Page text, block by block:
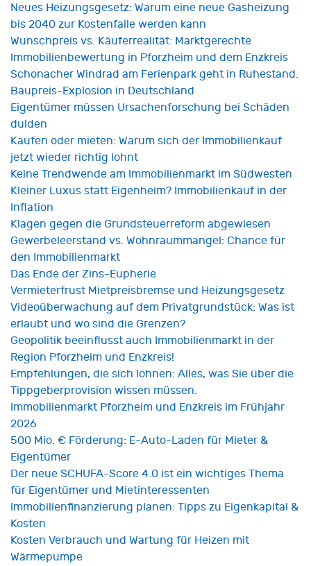
Neues Heizungsgesetz: Warum eine neue Gasheizung
bis 2040 zur Kostenfalle werden kann
Wunschpreis vs. Käuferrealität: Marktgerechte
Immobilienbewertung in Pforzheim und dem Enzkreis
Schonacher Windrad am Ferienpark geht in Ruhestand.
Baupreis-Explosion in Deutschland
Eigentümer müssen Ursachenforschung bei Schäden
dulden
Kaufen oder mieten: Warum sich der Immobilienkauf
jetzt wieder richtig lohnt
Keine Trendwende am Immobilienmarkt im Südwesten
Kleiner Luxus statt Eigenheim? Immobilienkauf in der
Inflation
Klagen gegen die Grundsteuerreform abgewiesen
Gewerbeleerstand vs. Wohnraummangel: Chance für
den Immobilienmarkt
Das Ende der Zins-Eupherie
Vermieterfrust Mietpreisbremse und Heizungsgesetz
Videoüberwachung auf dem Privatgrundstück: Was ist
erlaubt und wo sind die Grenzen?
Geopolitik beeinflusst auch Immobilienmarkt in der
Region Pforzheim und Enzkreis!
Empfehlungen, die sich lohnen: Alles, was Sie über die
Tippgeberprovision wissen müssen.
Immobilienmarkt Pforzheim und Enzkreis im Frühjahr
2026
500 Mio. € Förderung: E-Auto-Laden für Mieter &
Eigentümer
Der neue SCHUFA-Score 4.0 ist ein wichtiges Thema
für Eigentümer und Mietinteressenten
Immobilienfinanzierung planen: Tipps zu Eigenkapital &
Kosten
Kosten Verbrauch und Wartung für Heizen mit
Wärmepumpe